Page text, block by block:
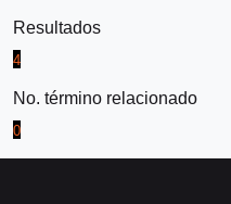
Resultados
4
No. término relacionado
0